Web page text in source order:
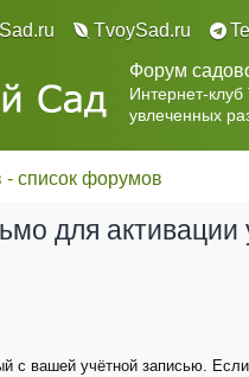
TvoySad.ru
Форум
Интернет-
увлеченных
список форумов
для активации
с вашей учётной записью.